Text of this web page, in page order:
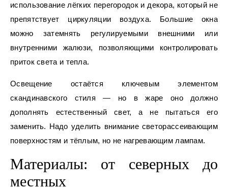
использование лёгких перегородок и декора, который не
препятствует циркуляции воздуха. Большие окна
можно затемнять регулируемыми внешними или
внутренними жалюзи, позволяющими контролировать
приток света и тепла.
Освещение остаётся ключевым элементом
скандинавского стиля — но в жаре оно должно
дополнять естественный свет, а не пытаться его
заменить. Надо уделить внимание светорассеивающим
поверхностям и тёплым, но не нагревающим лампам.
Материалы: от северных до
местных